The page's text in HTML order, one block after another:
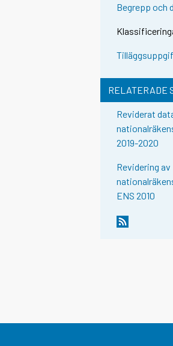
Begrepp och
RELATERADE
Reviderat
2019-2020
Revidering av
ENS 2010